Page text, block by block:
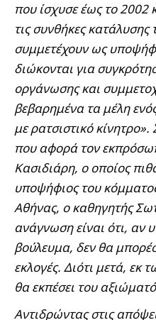
που ίσχυσε έως το 2002
τις συνθήκες
συμμετέχουν ως
διώκονται για
οργάνωσης και
βεβαρημένα τα μέλη
με ρατσιστικό
που αφορά τον
Κασιδιάρη, ο οποίος
υποψήφιος του
Αθήνας, ο καθηγητής
ανάγνωση είναι ότι, αν
βούλευμα, δεν θα
εκλογές. Διότι μετά, εκ
θα εκπέσει του
Αντιδρώντας στις